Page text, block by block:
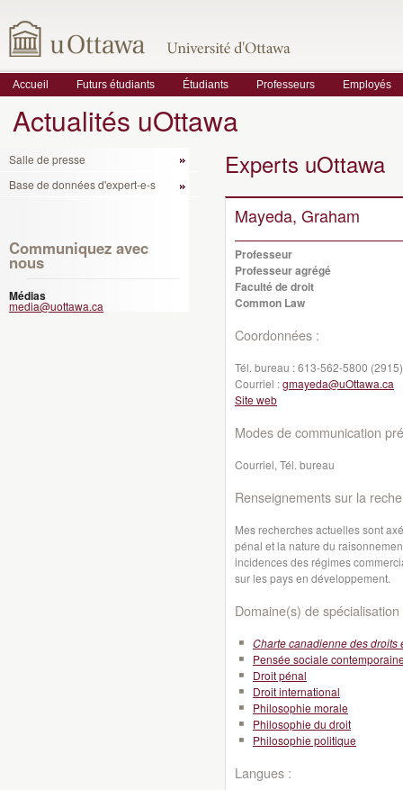
Accueil Futurs étudiants Étudiants Professeurs Employés
Actualités uOttawa
Salle de presse
Base de données d'expert-e-s
Communiquez avec
nous
Médias
media@uottawa.ca
Experts uOttawa
Mayeda, Graham
Professeur
Professeur agrégé
Faculté de droit
Common Law
Coordonnées :
Tél. bureau :613-562-5800 (2915)
Courriel :gmayeda@uOttawa.ca
Site web
Modes de communication
Courriel, Tél. bureau
Renseignements sur la
Mes recherches actuelles sont
pénal et la nature du
incidences des régimes
sur les pays en développement.
Domaine(s) de spécialisation
Charte canadienne des droits
Pensée sociale
Droit pénal
Droit international
Philosophie morale
Philosophie du droit
Philosophie politique
Langues :